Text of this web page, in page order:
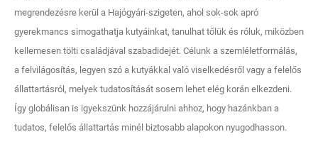
megrendezésre kerül a Hajógyári-szigeten, ahol sok-sok apró
gyerekmancs simogathatja kutyáinkat, tanulhat tőlük és róluk, miközben
kellemesen tölti családjával szabadidejét. Célunk a szemléletformálás,
a felvilágosítás, legyen szó a kutyákkal való viselkedésről vagy a felelős
állattartásról, melyek tudatosítását sosem lehet elég korán elkezdeni.
Így globálisan is igyekszünk hozzájárulni ahhoz, hogy hazánkban a
tudatos, felelős állattartás minél biztosabb alapokon nyugodhasson.